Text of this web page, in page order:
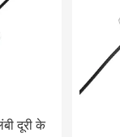
दूरी के